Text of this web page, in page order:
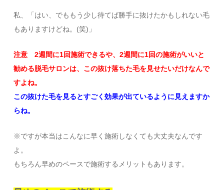
私、「はい、でももう少し待てば勝手に抜けたかもしれない毛
もありますけどね。(笑)」
注意 2週間に1回施術できるや、2週間に1回の施術がいいと
勧める脱毛サロンは、この抜け落ちた毛を見せたいだけなんで
すよね。
この抜けた毛を見るとすごく効果が出ているように見えますか
らね。
※ですが本当はこんなに早く施術しなくても大丈夫なんです
よ。
もちろん早めのペースで施術するメリットもあります。